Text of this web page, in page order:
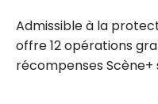
Admissible à la
offre 12 opérations
récompenses